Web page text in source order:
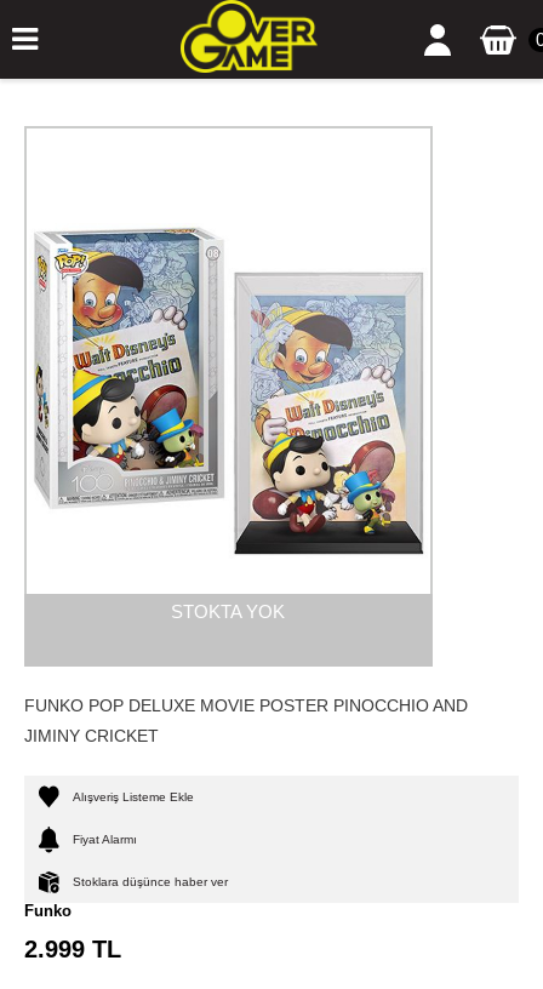
STOKTA YOK
FUNKO POP DELUXE MOVIE POSTER PINOCCHIO AND
JIMINY CRICKET
Alışveriş Listeme Ekle
Fiyat Alarmı
Stoklara düşünce haber ver
Funko
2.999 TL